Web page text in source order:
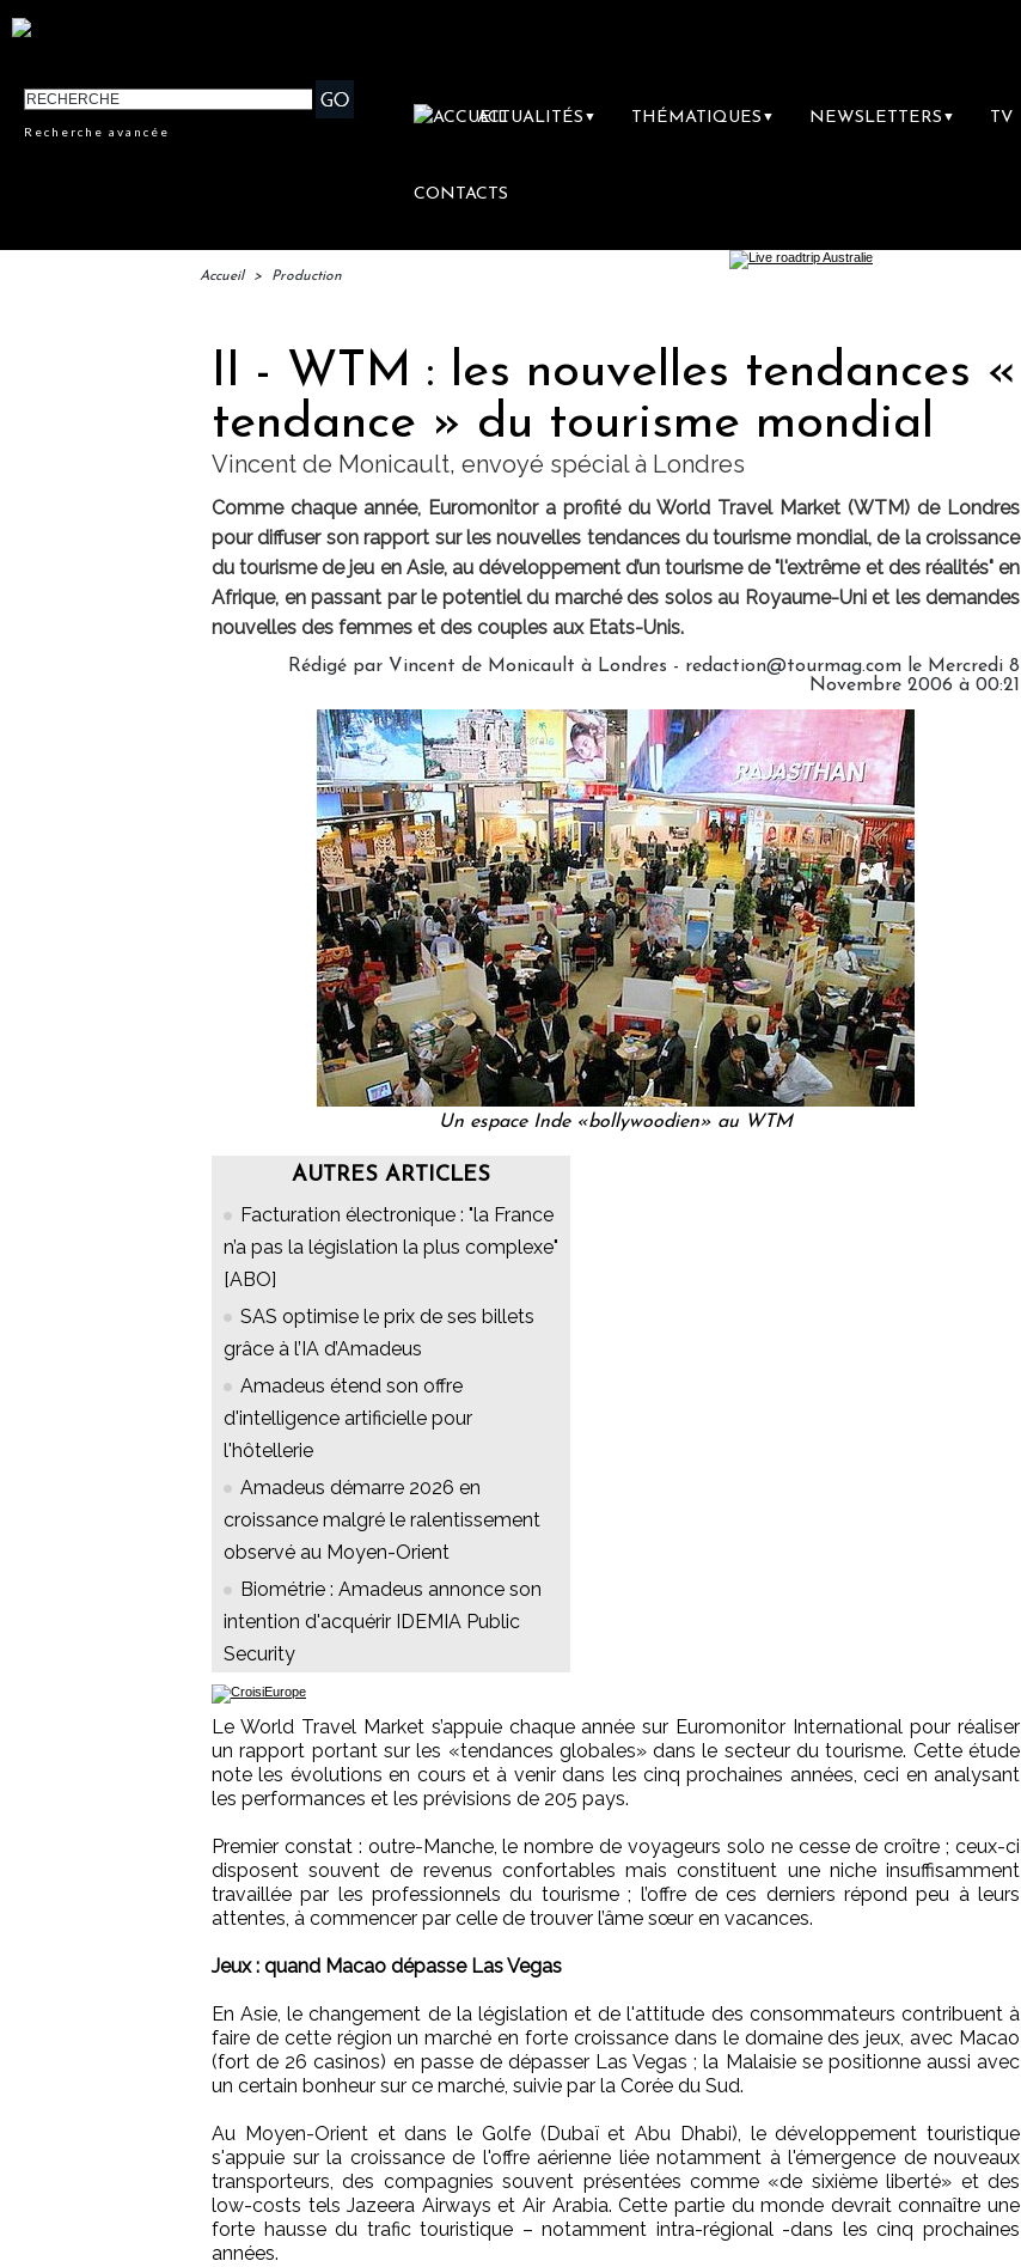
Recherche avancée
ACTUALITÉS ▼ THÉMATIQUES ▼ NEWSLETTERS ▼ TV
CONTACTS
Accueil > Production
II - WTM : les nouvelles tendances «
tendance » du tourisme mondial
Vincent de Monicault, envoyé spécial à Londres
Comme chaque année, Euromonitor a profité du World Travel Market (WTM) de Londres
pour diffuser son rapport sur les nouvelles tendances du tourisme mondial, de la croissance
du tourisme de jeu en Asie, au développement d’un tourisme de "l'extrême et des réalités" en
Afrique, en passant par le potentiel du marché des solos au Royaume-Uni et les demandes
nouvelles des femmes et des couples aux Etats-Unis.
Rédigé par Vincent de Monicault à Londres - redaction@tourmag.com le Mercredi 8
Novembre 2006 à 00:21
Un espace Inde «bollywoodien» au WTM
AUTRES ARTICLES
Facturation électronique : "la France
n’a pas la législation la plus complexe"
[ABO]
SAS optimise le prix de ses billets
grâce à l’IA d’Amadeus
Amadeus étend son offre
d'intelligence artificielle pour
l'hôtellerie
Amadeus démarre 2026 en
croissance malgré le ralentissement
observé au Moyen-Orient
Biométrie : Amadeus annonce son
intention d'acquérir IDEMIA Public
Security
Le World Travel Market s’appuie chaque année sur Euromonitor International pour réaliser
un rapport portant sur les «tendances globales» dans le secteur du tourisme. Cette étude
note les évolutions en cours et à venir dans les cinq prochaines années, ceci en analysant
les performances et les prévisions de 205 pays.
Premier constat : outre-Manche, le nombre de voyageurs solo ne cesse de croître ; ceux-ci
disposent souvent de revenus confortables mais constituent une niche insuffisamment
travaillée par les professionnels du tourisme ; l’offre de ces derniers répond peu à leurs
attentes, à commencer par celle de trouver l’âme sœur en vacances.
Jeux : quand Macao dépasse Las Vegas
En Asie, le changement de la législation et de l'attitude des consommateurs contribuent à
faire de cette région un marché en forte croissance dans le domaine des jeux, avec Macao
(fort de 26 casinos) en passe de dépasser Las Vegas ; la Malaisie se positionne aussi avec
un certain bonheur sur ce marché, suivie par la Corée du Sud.
Au Moyen-Orient et dans le Golfe (Dubaï et Abu Dhabi), le développement touristique
s'appuie sur la croissance de l'offre aérienne liée notamment à l'émergence de nouveaux
transporteurs, des compagnies souvent présentées comme «de sixième liberté» et des
low-costs tels Jazeera Airways et Air Arabia. Cette partie du monde devrait connaître une
forte hausse du trafic touristique – notamment intra-régional -dans les cinq prochaines
années.